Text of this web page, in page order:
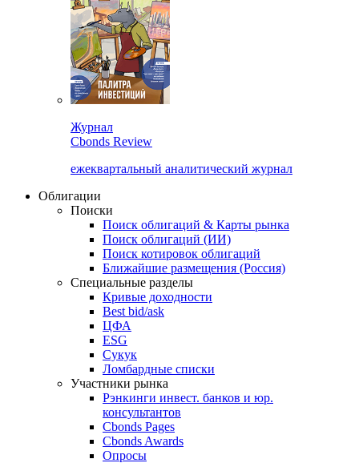
Журнал
Cbonds Review
ежеквартальный аналитический журнал
Облигации
Поиски
Поиск облигаций & Карты рынка
Поиск облигаций (ИИ)
Поиск котировок облигаций
Ближайшие размещения (Россия)
Специальные разделы
Кривые доходности
Best bid/ask
ЦФА
ESG
Сукук
Ломбардные списки
Участники рынка
Рэнкинги инвест. банков и юр.
консультантов
Cbonds Pages
Cbonds Awards
Опросы